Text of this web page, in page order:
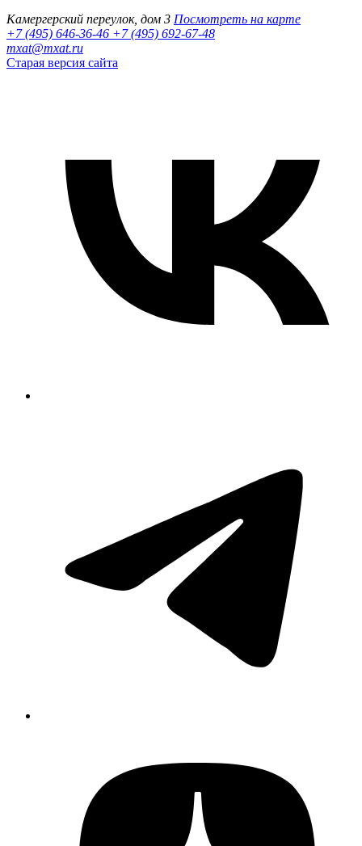
Камергерский переулок, дом 3 Посмотреть на карте
+7 (495) 646-36-46 +7 (495) 692-67-48‬
mxat@mxat.ru
Старая версия сайта